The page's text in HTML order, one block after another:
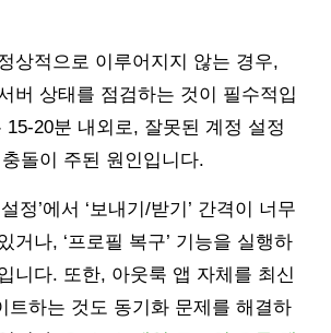
상적으로 이루어지지 않는 경우,
버 상태를 점검하는 것이 필수적입
15-20분 내외로, 잘못된 계정 설정
돌이 주된 원인입니다.
정’에서 ‘보내기/받기’ 간격이 너무
거나, ‘프로필 복구’ 기능을 실행하
니다. 또한, 아웃룩 앱 자체를 최신
트하는 것도 동기화 문제를 해결하